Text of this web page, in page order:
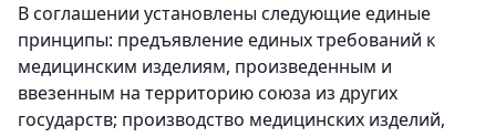
В соглашении установлены следующие единые
принципы: предъявление единых требований к
медицинским изделиям, произведенным и
ввезенным на территорию союза из других
государств; производство медицинских изделий,